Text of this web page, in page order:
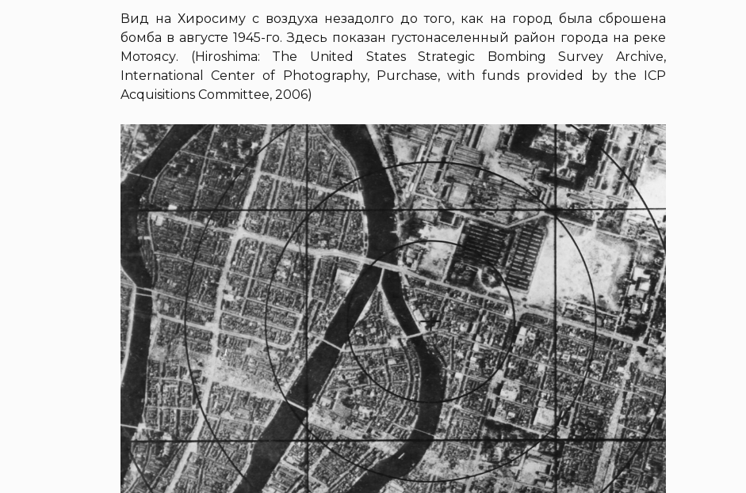
Вид на Хиросиму с воздуха незадолго до того, как на город была сброшена
бомба в августе 1945-го. Здесь показан густонаселенный район города на реке
Мотоясу. (Hiroshima: The United States Strategic Bombing Survey Archive,
International Center of Photography, Purchase, with funds provided by the ICP
Acquisitions Committee, 2006)